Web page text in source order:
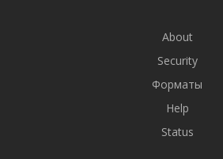
About
Security
Форматы
Help
Status